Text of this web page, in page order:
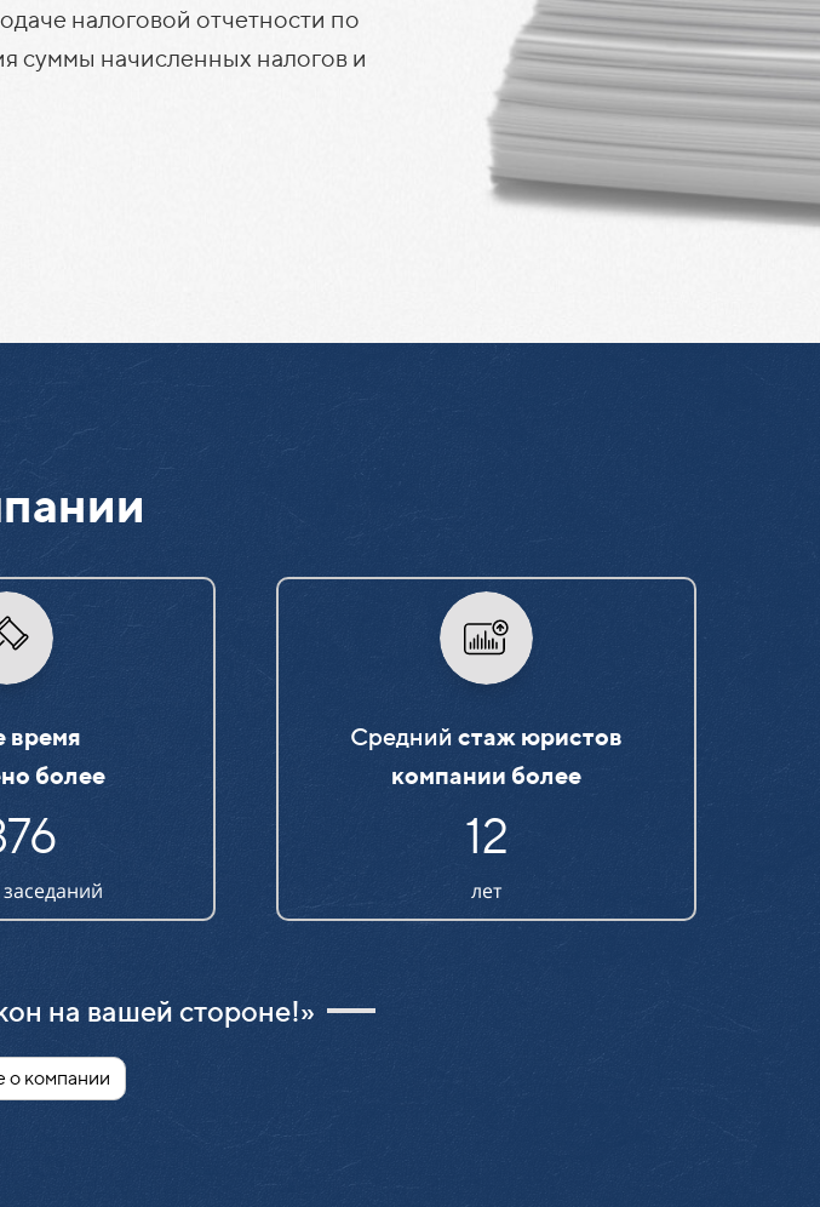
налоговой отчетности по
суммы начисленных налогов и
время
более
Среднийстаж юристов
компании более
15
лет
на вашей стороне!»
о компании